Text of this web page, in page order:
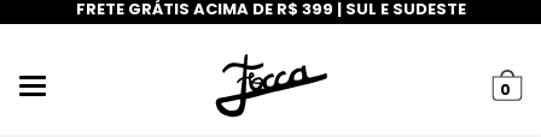
FRETE GRÁTIS ACIMA DE R$ 399 | SUL E SUDESTE
0